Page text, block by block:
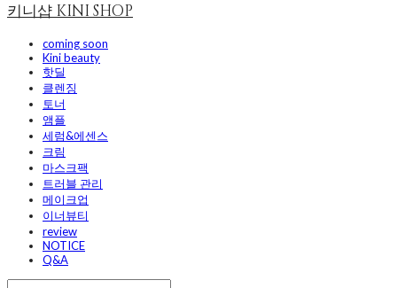
키니샵 KINI SHOP
coming soon
Kini beauty
핫딜
클렌징
토너
앰플
세럼&에센스
크림
마스크팩
트러블 관리
메이크업
이너뷰티
review
NOTICE
Q&A